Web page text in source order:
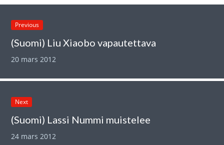
Previous
(Suomi) Liu Xiaobo vapautettava
20 mars 2012
Next
(Suomi) Lassi Nummi muistelee
24 mars 2012